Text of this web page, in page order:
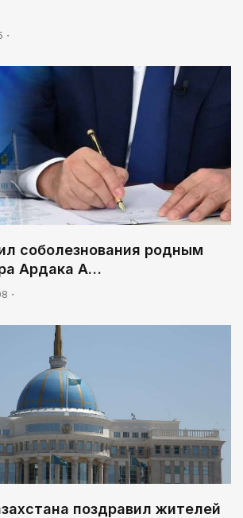
соболезнования родным
Ардака А…
поздравил жителей